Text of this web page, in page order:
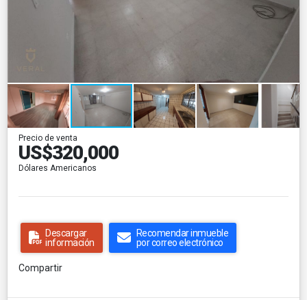
Precio de venta
US$320,000
Dólares Americanos
Descargar
información
Recomendar inmueble
por correo electrónico
Compartir